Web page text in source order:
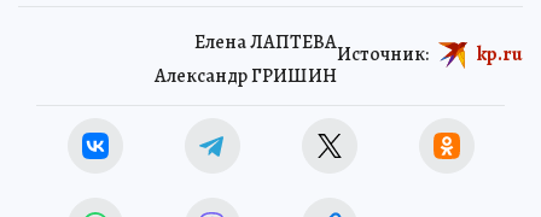
Елена ЛАПТЕВА
Александр ГРИШИН
Источник: kp.ru